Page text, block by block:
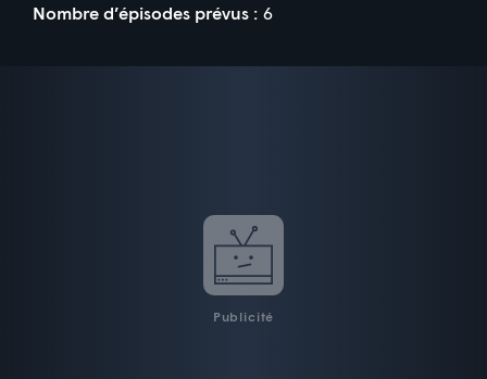
Nombre d’épisodes prévus : 6
Publicité